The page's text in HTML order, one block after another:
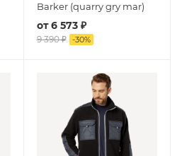
Barker (quarry gry mar)
от6 573 ₽
9 390 ₽ -30%